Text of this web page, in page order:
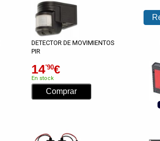
DETECTOR DE MOVIMIENTOS
PIR
14'90€
En stock